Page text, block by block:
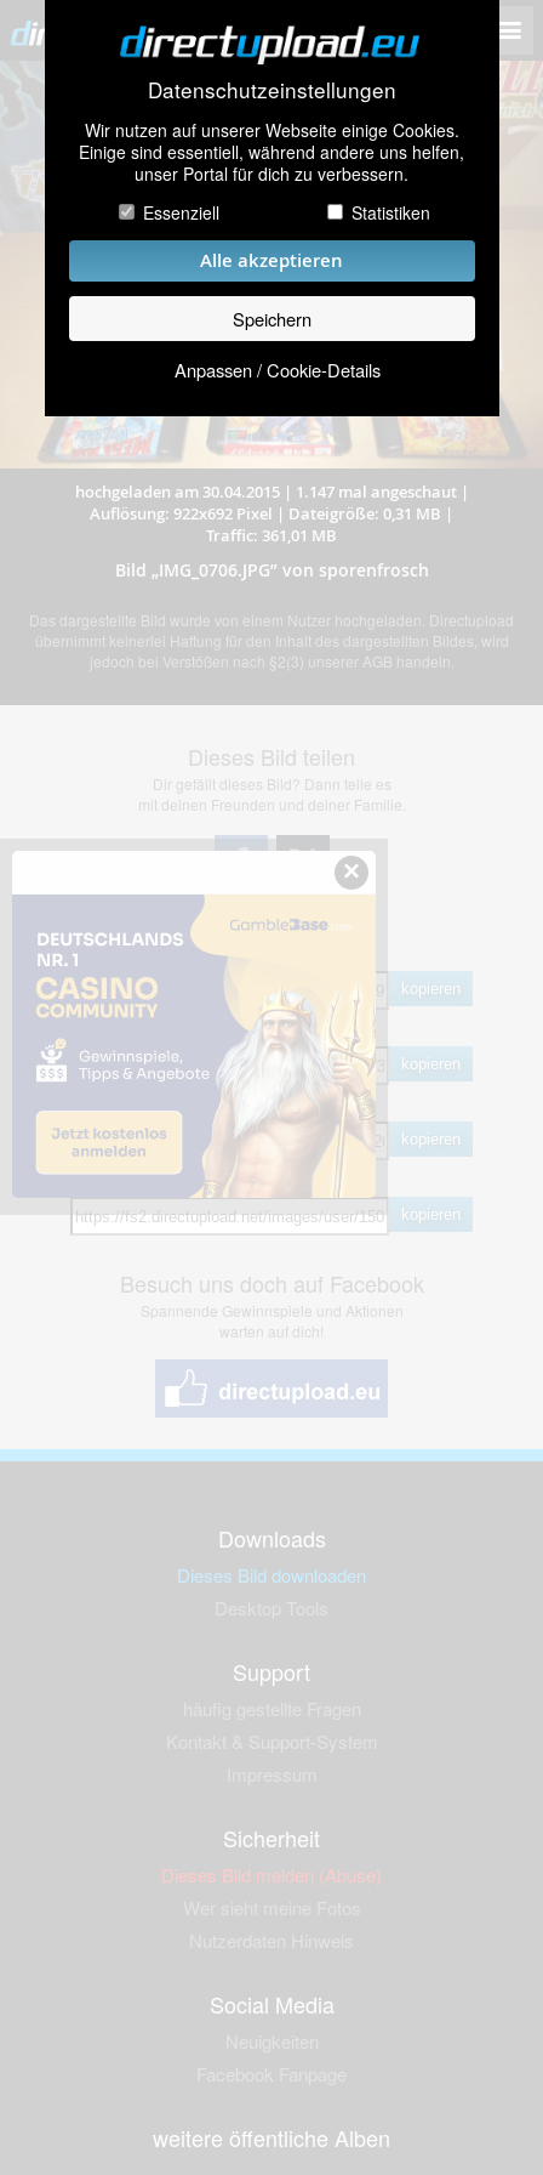
Datenschutzeinstellungen
Wir nutzen auf unserer Webseite einige Cookies.
Einige sind essentiell, während andere uns helfen,
unser Portal für dich zu verbessern.
Essenziell
Statistiken
Alle akzeptieren
Speichern
Anpassen / Cookie-Details
hochgeladen am 30.04.2015| 1.147 mal angeschaut|
Auflösung: 922x692 Pixel | Dateigröße: 0,31 MB |
Traffic: 361,01 MB
Bild „IMG_0706.JPG” von sporenfrosch
Das dargestellte Bild wurde von einem Nutzer hochgeladen. Directupload
übernimmt keinerlei Haftung für den Inhalt des dargestellten Bildes, wird
jedoch bei Verstößen nach §2(3) unserer AGB handeln.
Dieses Bild teilen
Dir gefällt dieses Bild? Dann teile es
mit deinen Freunden und deiner Familie.
Share Links
kopieren
HTML
kopieren
BB Code
kopieren
kopieren
Besuch uns doch auf Facebook
Spannende Gewinnspiele und Aktionen
warten auf dich!
Downloads
Dieses Bild downloaden
Support
Sicherheit
Dieses Bild melden (Abuse)
Social Media
weitere öffentliche Alben
×